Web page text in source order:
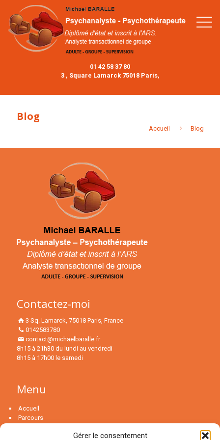
Gérer le consentement
01 42 58 37 80
3 , Square Lamarck 75018 Paris,
Blog
Accueil Blog
Contactez-moi
3 Sq. Lamarck, 75018 Paris, France
0142583780
contact@michaelbaralle.fr
8h15 à 21h30 du lundi au vendredi
8h15 à 17h00 le samedi
Menu
Accueil
Parcours
La psychothérapie…